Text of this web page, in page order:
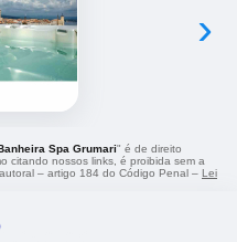
›
Spa Grumari" é de direito
citando nossos links, é proibida sem a
– artigo 184 do Código Penal – Lei